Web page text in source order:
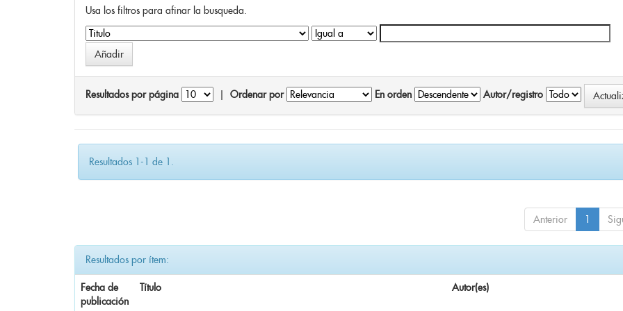
Usa los filtros para afinar la busqueda.
Resultados por página Ordenar por En orden Autor/registro
Resultados 1-1 de 1.
Anterior 1
Resultados por ítem:
Fecha de
publicación
Título Autor(es)